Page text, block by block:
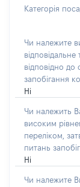
Категорія
Чи належите
відповідно до
запобігання
Ні
Чи належить
високим
переліком,
питань
Ні
Чи належите